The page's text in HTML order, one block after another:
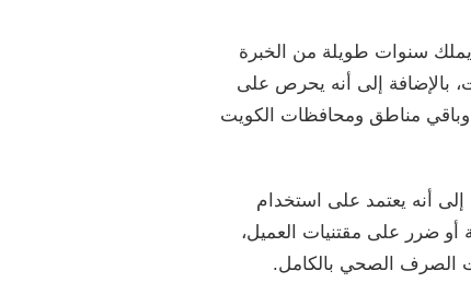
سنوات طويلة من الخبرة
بالإضافة إلى أنه يحرص على
وباقي مناطق ومحافظات الكويت
إلى أنه يعتمد على استخدام
ضرر على مقتنيات العميل،
الصرف الصحي بالكامل.